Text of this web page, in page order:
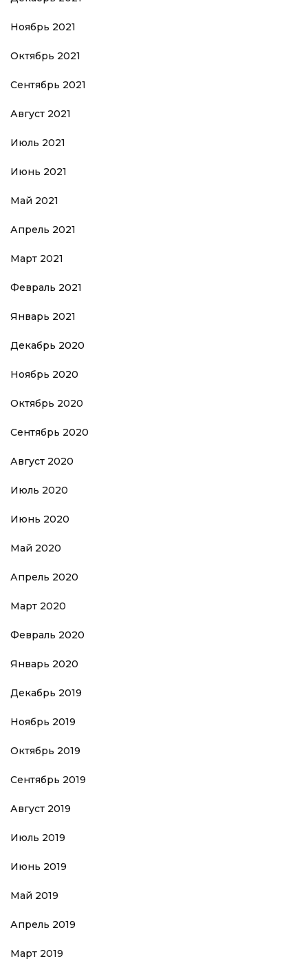
Ноябрь 2021
Октябрь 2021
Сентябрь 2021
Август 2021
Июль 2021
Июнь 2021
Май 2021
Апрель 2021
Март 2021
Февраль 2021
Январь 2021
Декабрь 2020
Ноябрь 2020
Октябрь 2020
Сентябрь 2020
Август 2020
Июль 2020
Июнь 2020
Май 2020
Апрель 2020
Март 2020
Февраль 2020
Январь 2020
Декабрь 2019
Ноябрь 2019
Октябрь 2019
Сентябрь 2019
Август 2019
Июль 2019
Июнь 2019
Май 2019
Апрель 2019
Март 2019